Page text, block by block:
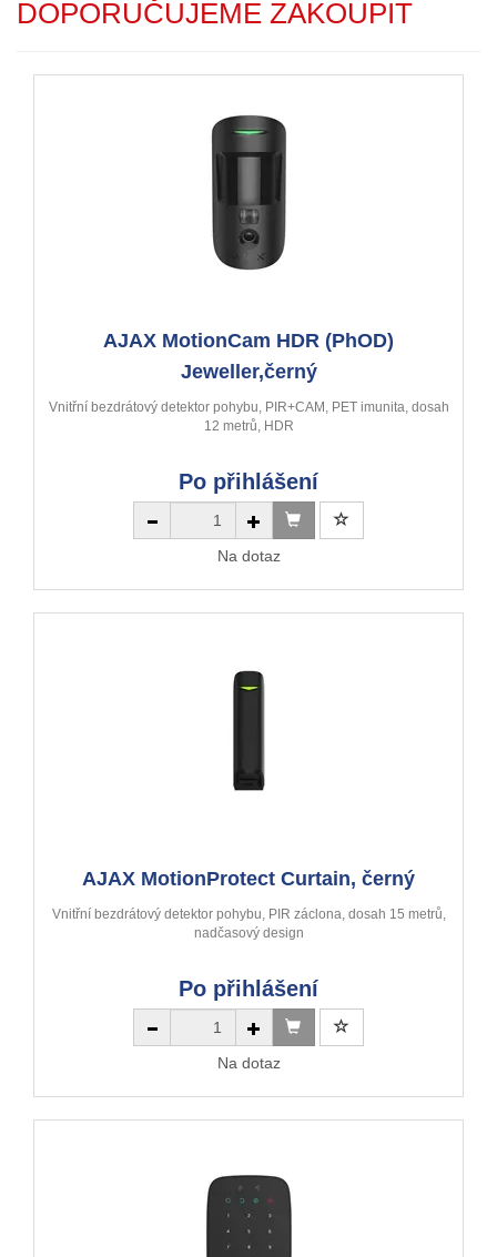
DOPORUČUJEME ZAKOUPIT
AJAX MotionCam HDR (PhOD)
Jeweller,černý
Vnitřní bezdrátový detektor pohybu, PIR+CAM, PET imunita, dosah
12 metrů, HDR
Po přihlášení
Na dotaz
AJAX MotionProtect Curtain, černý
Vnitřní bezdrátový detektor pohybu, PIR záclona, dosah 15 metrů,
nadčasový design
Po přihlášení
Na dotaz